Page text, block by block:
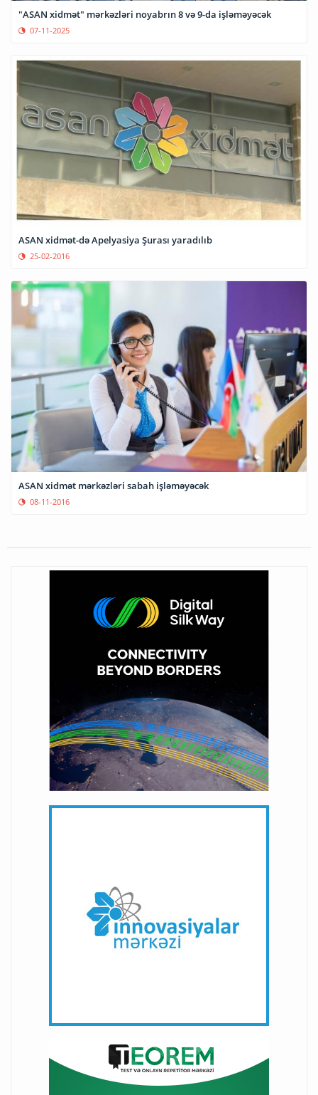
"ASAN xidmət" mərkəzləri noyabrın 8 və 9-da işləməyəcək
07-11-2025
ASAN xidmət-də Apelyasiya Şurası yaradılıb
25-02-2016
ASAN xidmət mərkəzləri sabah işləməyəcək
08-11-2016